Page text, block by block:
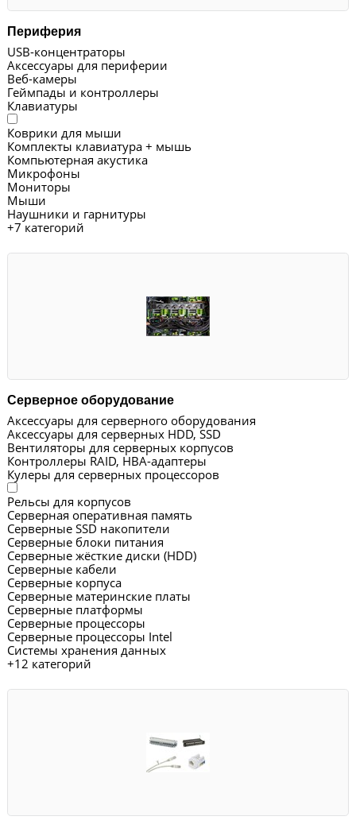
Периферия
USB-концентраторы
Аксессуары для периферии
Веб-камеры
Геймпады и контроллеры
Клавиатуры
Коврики для мыши
Комплекты клавиатура + мышь
Компьютерная акустика
Микрофоны
Мониторы
Мыши
Наушники и гарнитуры
+7 категорий
Серверное оборудование
Аксессуары для серверного оборудования
Аксессуары для серверных HDD, SSD
Вентиляторы для серверных корпусов
Контроллеры RAID, HBA-адаптеры
Кулеры для серверных процессоров
Рельсы для корпусов
Серверная оперативная память
Серверные SSD накопители
Серверные блоки питания
Серверные жёсткие диски (HDD)
Серверные кабели
Серверные корпуса
Серверные материнские платы
Серверные платформы
Серверные процессоры
Серверные процессоры Intel
Системы хранения данных
+12 категорий